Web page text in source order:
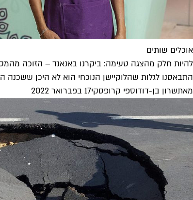
אוכלים שותים
להיות חלק מהצגה טעימה: ביקרנו באנאנד – הזוכה
התבאסנו לגלות שהלוקיישן הנוכחי הוא לא היכן
מאתשרון בן-דודוספי קרופסקי17 בפברואר 2022